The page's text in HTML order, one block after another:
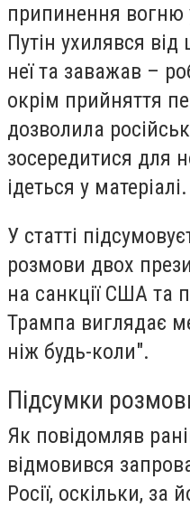
припинення вогню
Путін ухилявся від
неї та заважав –
окрім прийняття
дозволила
зосередитися для
ідеться у матеріалі.
У статті
розмови двох
на санкції США та
Трампа виглядає
ніж будь-коли".
Підсумки
Як повідомляв
відмовився
Росії, оскільки, за